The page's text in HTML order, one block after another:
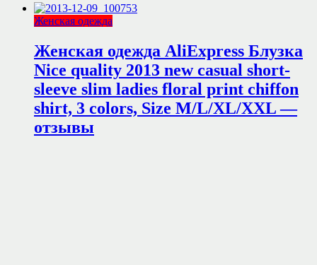
Женская одежда
Женская одежда AliExpress Блузка
Nice quality 2013 new casual short-
sleeve slim ladies floral print chiffon
shirt, 3 colors, Size M/L/XL/XXL —
отзывы